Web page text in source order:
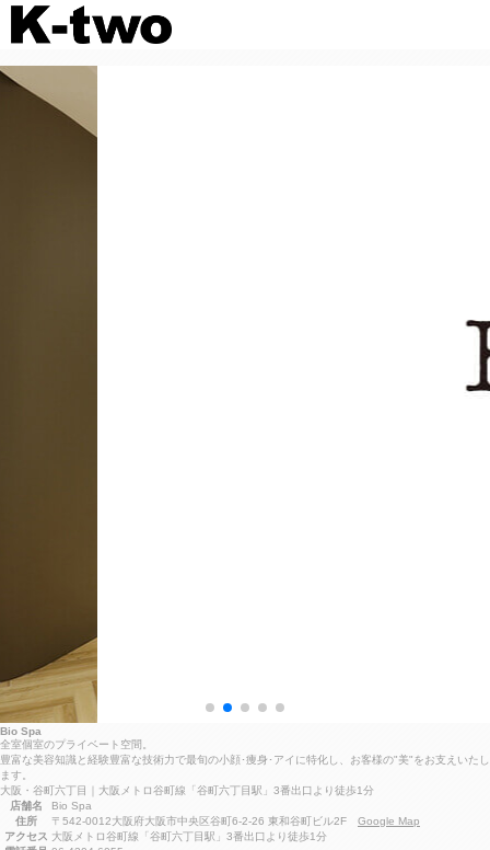
Bio Spa
全室個室のプライベート空間。
豊富な美容知識と経験豊富な技術力で最旬の小顔･痩身･アイに特化し、お客様の"美"をお支えいたし
ます。
大阪・谷町六丁目｜大阪メトロ谷町線「谷町六丁目駅」3番出口より徒歩1分
店舗名
Bio Spa
住所
〒542-0012大阪府大阪市中央区谷町6-2-26 東和谷町ビル2F Google Map
アクセス 大阪メトロ谷町線「谷町六丁目駅」3番出口より徒歩1分